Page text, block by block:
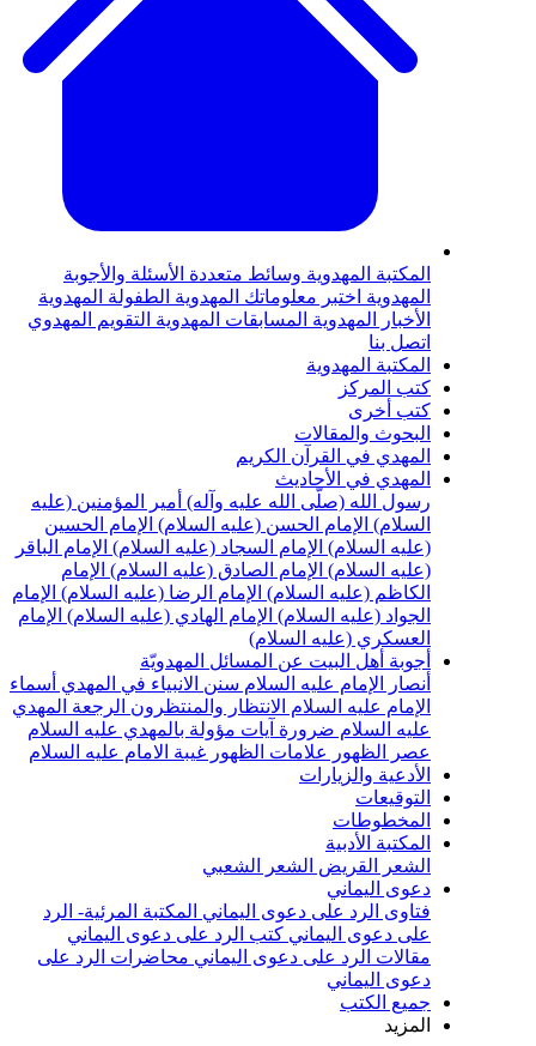
المهدويةوسائط متعددةالأسئلة والأجوبة
اختبر معلوماتك المهدويةالطفولة المهدوية
المهدويةالمسابقات المهدويةالتقويم المهدوي
المهدوية
والمقالات
في القرآن الكريم
في الأحاديث
الله (صلّى الله عليه وآله) أمير المؤمنين (عليه
الإمام الحسن (عليه السلام) الإمام الحسين
الإمام السجاد (عليه السلام) الإمام الباقر
الإمام الصادق (عليه السلام) الإمام
(عليه السلام) الإمام الرضا (عليه السلام) الإمام
(عليه السلام) الإمام الهادي (عليه السلام) الإمام
(عليه السلام)
أهل البيت عن المسائل المهدويّة
الإمام عليه السلامسنن الانبياء في المهديأسماء
عليه السلامالانتظار والمنتظرونالرجعةالمهدي
السلام ضرورة آيات مؤولة بالمهدي عليه السلام
علامات الظهورغيبة الامام عليه السلام
والزيارات
الأدبية
الشعر الشعبي
اليماني
الرد على دعوى اليماني المكتبة المرئية- الرد
دعوى اليماني كتب الرد على دعوى اليماني
الرد على دعوى اليماني محاضرات الرد على